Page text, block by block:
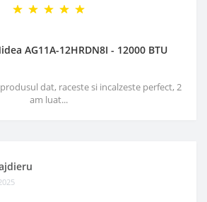
AG11A-12HRDN8I - 12000 BTU
dat, raceste si incalzeste perfect, 2
am luat...